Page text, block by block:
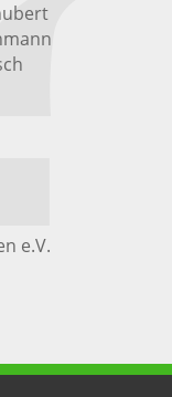
e.V.